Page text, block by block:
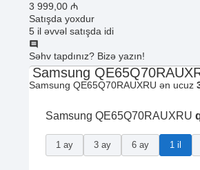
3 999 ,00 ₼
Satışda yoxdur
5 il əvvəl satışda idi
Səhv tapdınız? Bizə yazın!
Samsung
Samsung QE65Q70RAUXRU ən ucuz
Samsung QE65Q70RAUXRU
1 ay 3 ay 6 ay 1 il